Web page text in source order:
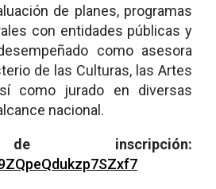
de planes, programas
con entidades públicas y
como asesora
de las Culturas, las Artes
como jurado en diversas
nacional.
inscripción: